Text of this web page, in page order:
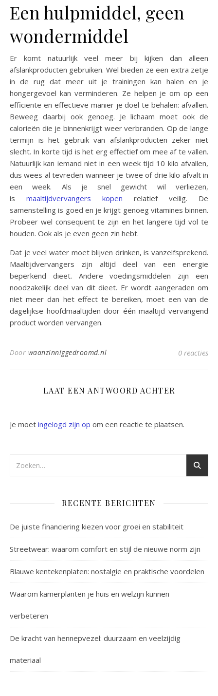
Een hulpmiddel, geen
wondermiddel
Er komt natuurlijk veel meer bij kijken dan alleen
afslankproducten gebruiken. Wel bieden ze een extra zetje
in de rug dat meer uit je trainingen kan halen en je
hongergevoel kan verminderen. Ze helpen je om op een
efficiënte en effectieve manier je doel te behalen: afvallen.
Beweeg daarbij ook genoeg. Je lichaam moet ook de
calorieën die je binnenkrijgt weer verbranden. Op de lange
termijn is het gebruik van afslankproducten zeker niet
slecht. In korte tijd is het erg effectief om mee af te vallen.
Natuurlijk kan iemand niet in een week tijd 10 kilo afvallen,
dus wees al tevreden wanneer je twee of drie kilo afvalt in
een week. Als je snel gewicht wil verliezen,
is maaltijdvervangers kopen relatief veilig. De
samenstelling is goed en je krijgt genoeg vitamines binnen.
Probeer wel consequent te zijn en het langere tijd vol te
houden. Ook als je even geen zin hebt.
Dat je veel water moet blijven drinken, is vanzelfsprekend.
Maaltijdvervangers zijn altijd deel van een energie
beperkend dieet. Andere voedingsmiddelen zijn een
noodzakelijk deel van dit dieet. Er wordt aangeraden om
niet meer dan het effect te bereiken, moet een van de
dagelijkse hoofdmaaltijden door één maaltijd vervangend
product worden vervangen.
Door waanzinniggedroomd.nl 0 reacties
LAAT EEN ANTWOORD ACHTER
Je moet ingelogd zijn op om een reactie te plaatsen.
RECENTE BERICHTEN
De juiste financiering kiezen voor groei en stabiliteit
Streetwear: waarom comfort en stijl de nieuwe norm zijn
Blauwe kentekenplaten: nostalgie en praktische voordelen
Waarom kamerplanten je huis en welzijn kunnen
verbeteren
De kracht van hennepvezel: duurzaam en veelzijdig
materiaal